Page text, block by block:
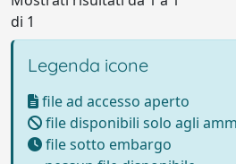
di 1
Legenda icone
file ad accesso aperto
file disponibili solo agli
file sotto embargo